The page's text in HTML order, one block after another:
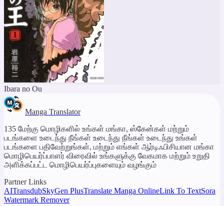
Ibara no Ou
Manga Translator
135 மேற்கு மொழிகளில் உங்கள் மங்கா, ஸ்கேன்கள் மற்றும்
படங்களை உடைந்து நீங்கள் உடைந்து நீங்கள் உடைந்து உங்கள்
படங்களை பதிவேற்றுங்கள், மற்றும் எங்கள் ஆர்டிஃபிசியான மங்கா
மொழிபெயர்ப்பாளர் விரைவில் உங்களுக்கு வேகமாக மற்றும் உறுதி
அளிக்கப்பட்ட மொழிபெயர்ப்புகளையும் வழங்கும்
Partner Links
AITransdubSkyGen PlusTranslate Manga OnlineLink To TextSora
Watermark Remover